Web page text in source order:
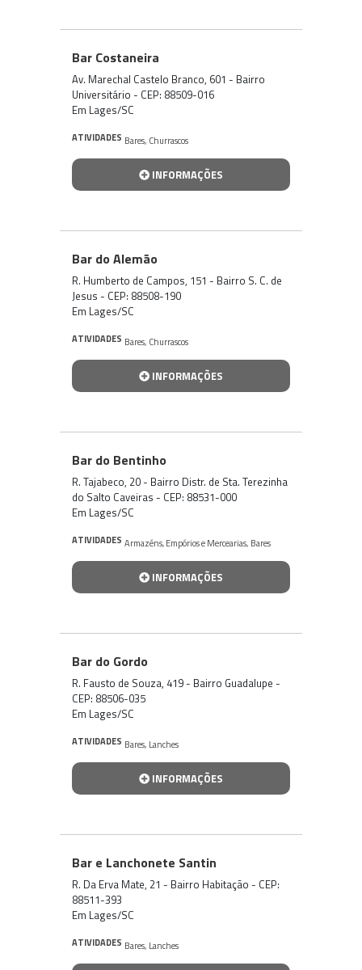
Bar Costaneira
Av. Marechal Castelo Branco, 601 - Bairro
Universitário - CEP: 88509-016
Em Lages/SC
ATIVIDADES Bares, Churrascos
INFORMAÇÕES
Bar do Alemão
R. Humberto de Campos, 151 - Bairro S. C. de
Jesus - CEP: 88508-190
Em Lages/SC
ATIVIDADES Bares, Churrascos
INFORMAÇÕES
Bar do Bentinho
R. Tajabeco, 20 - Bairro Distr. de Sta. Terezinha
do Salto Caveiras - CEP: 88531-000
Em Lages/SC
ATIVIDADES Armazéns, Empórios e Mercearias, Bares
INFORMAÇÕES
Bar do Gordo
R. Fausto de Souza, 419 - Bairro Guadalupe -
CEP: 88506-035
Em Lages/SC
ATIVIDADES Bares, Lanches
INFORMAÇÕES
Bar e Lanchonete Santin
R. Da Erva Mate, 21 - Bairro Habitação - CEP:
88511-393
Em Lages/SC
ATIVIDADES Bares, Lanches